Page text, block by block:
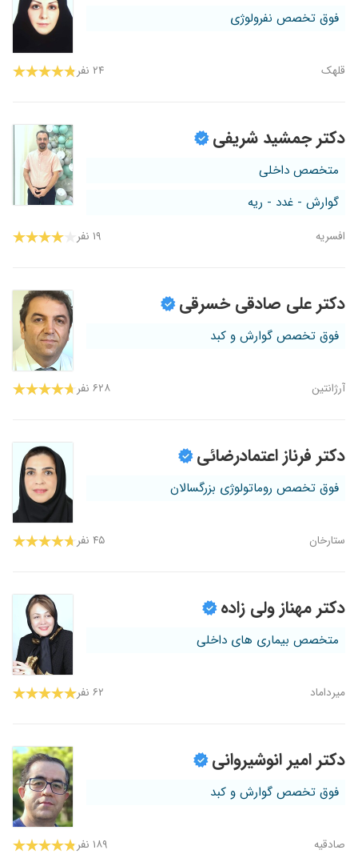
فوق تخصص نفرولوژی
قلهک ۲۴ نفر
دکتر جمشید شریفی
متخصص داخلی
گوارش - غدد - ریه
افسریه ۱۹ نفر
دکتر علی صادقی خسرقی
فوق تخصص گوارش و کبد
آرژانتین ۶۲۸ نفر
دکتر فرناز اعتمادرضائی
فوق تخصص روماتولوژی بزرگسالان
ستارخان ۴۵ نفر
دکتر مهناز ولی زاده
متخصص بیماری های داخلی
میرداماد ۶۲ نفر
دکتر امیر انوشیروانی
فوق تخصص گوارش و کبد
صادقیه ۱۸۹ نفر